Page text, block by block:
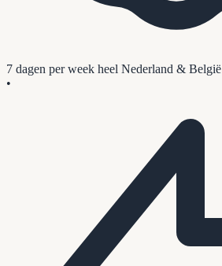
7 dagen per week heel Nederland & België
•